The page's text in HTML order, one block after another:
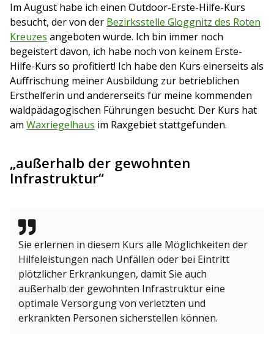
Im August habe ich einen Outdoor-Erste-Hilfe-Kurs
besucht, der von der Bezirksstelle Gloggnitz des Roten
Kreuzes angeboten wurde. Ich bin immer noch
begeistert davon, ich habe noch von keinem Erste-
Hilfe-Kurs so profitiert! Ich habe den Kurs einerseits als
Auffrischung meiner Ausbildung zur betrieblichen
Ersthelferin und andererseits für meine kommenden
waldpädagogischen Führungen besucht. Der Kurs hat
am Waxriegelhaus im Raxgebiet stattgefunden.
„außerhalb der gewohnten
Infrastruktur“
Sie erlernen in diesem Kurs alle Möglichkeiten der
Hilfeleistungen nach Unfällen oder bei Eintritt
plötzlicher Erkrankungen, damit Sie auch
außerhalb der gewohnten Infrastruktur eine
optimale Versorgung von verletzten und
erkrankten Personen sicherstellen können.